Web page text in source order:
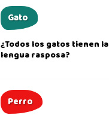
Gato
¿Todos los gatos tienen la
lengua rasposa?
Perro